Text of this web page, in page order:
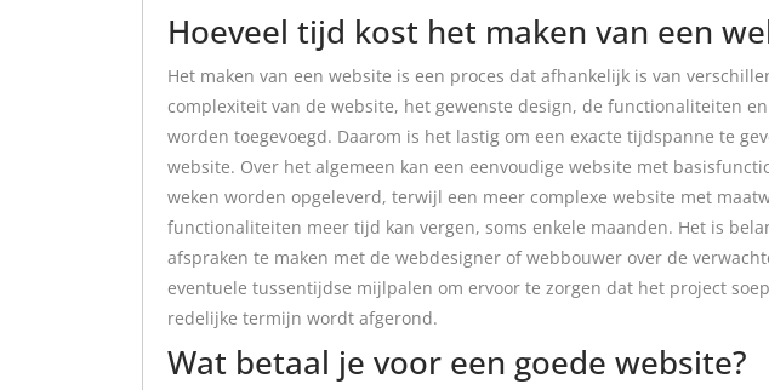
Hoeveel tijd kost het maken van een
Het maken van een website is een proces dat afhankelijk is van
complexiteit van de website, het gewenste design, de functionaliteiten
worden toegevoegd. Daarom is het lastig om een exacte tijdspanne te
website. Over het algemeen kan een eenvoudige website met
weken worden opgeleverd, terwijl een meer complexe website met
functionaliteiten meer tijd kan vergen, soms enkele maanden. Het is
afspraken te maken met de webdesigner of webbouwer over de
eventuele tussentijdse mijlpalen om ervoor te zorgen dat het project
redelijke termijn wordt afgerond.
Wat betaal je voor een goede website?